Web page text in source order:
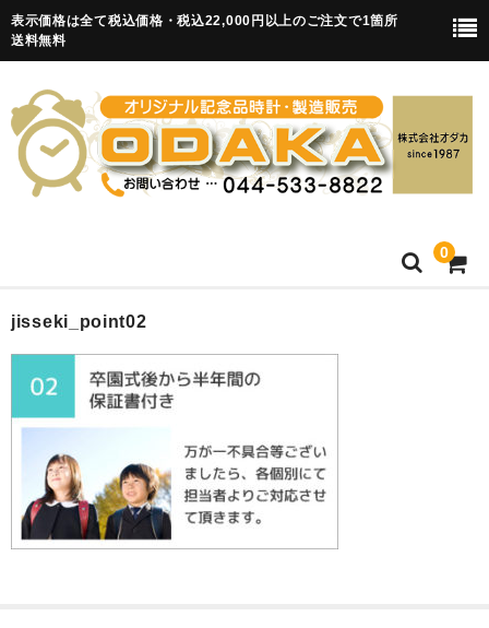
表示価格は全て税込価格・税込22,000円以上のご注文で1箇所
送料無料
0
HOME
卒園記念品
目覚まし時計(集合)
知育目覚まし時計(集合・園舎)
カード付フォトフレームクロック(集合)
目覚まし時計(集合＋個別)
jisseki_point02